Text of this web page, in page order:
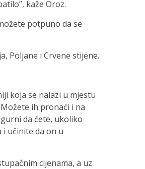
kaže Oroz.
potpuno da se
Poljane i Crvene stijene.
koja se nalazi u mjestu
ih pronaći i na
da ćete, ukoliko
i učinite da on u
cijenama, a uz